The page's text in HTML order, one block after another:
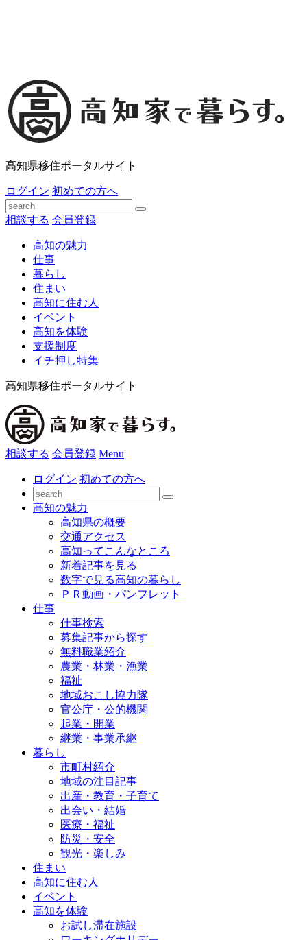
高知県移住ポータルサイト
ログイン 初めての方へ
相談する 会員登録
高知の魅力
仕事
暮らし
住まい
高知に住む人
イベント
高知を体験
支援制度
イチ押し特集
高知県移住ポータルサイト
相談する 会員登録 Menu
ログイン 初めての方へ
高知の魅力
高知県の概要
交通アクセス
高知ってこんなところ
新着記事を見る
数字で見る高知の暮らし
ＰＲ動画・パンフレット
仕事
仕事検索
募集記事から探す
無料職業紹介
農業・林業・漁業
福祉
地域おこし協力隊
官公庁・公的機関
起業・開業
継業・事業承継
暮らし
市町村紹介
地域の注目記事
出産・教育・子育て
出会い・結婚
医療・福祉
防災・安全
観光・楽しみ
住まい
高知に住む人
イベント
高知を体験
お試し滞在施設